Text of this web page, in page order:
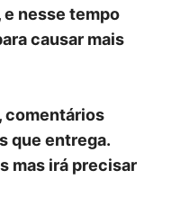
e nesse tempo
causar mais
comentários
que entrega.
mas irá precisar